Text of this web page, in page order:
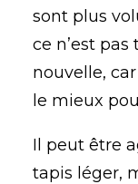
sont plus
ce n’est
nouvelle,
le mieux
Il peut être
tapis léger,